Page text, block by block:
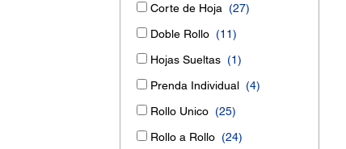
Corte de Hoja (27)
Doble Rollo (11)
Hojas Sueltas (1)
Prenda Individual (4)
Rollo Unico (25)
Rollo a Rollo (24)